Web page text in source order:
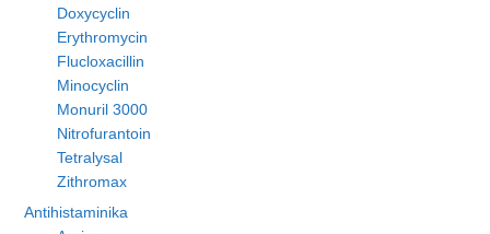
Doxycyclin
Erythromycin
Flucloxacillin
Minocyclin
Monuril 3000
Nitrofurantoin
Tetralysal
Zithromax
Antihistaminika